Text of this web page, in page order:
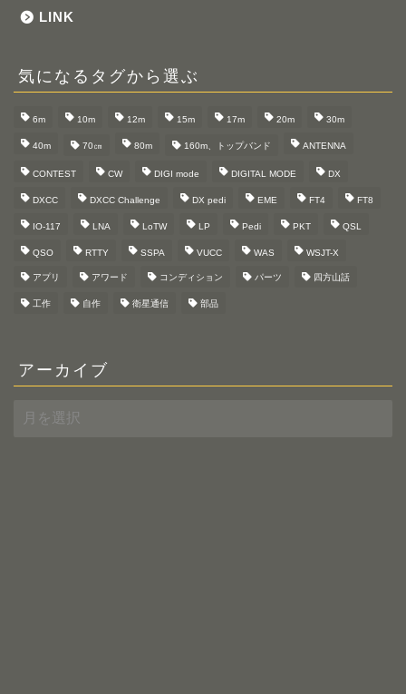
LINK
気になるタグから選ぶ
6m 10m 12m 15m 17m 20m 30m
40m 70㎝ 80m 160m、トップバンド ANTENNA
CONTEST CW DIGI mode DIGITAL MODE DX
DXCC DXCC Challenge DX pedi EME FT4 FT8
IO-117 LNA LoTW LP Pedi PKT QSL
QSO RTTY SSPA VUCC WAS WSJT-X
アプリ アワード コンディション パーツ 四方山話
工作 自作 衛星通信 部品
アーカイブ
ー